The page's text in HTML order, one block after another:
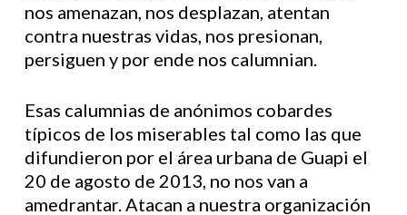
nos amenazan, nos desplazan, atentan
contra nuestras vidas, nos presionan,
persiguen y por ende nos calumnian.
Esas calumnias de anónimos cobardes
típicos de los miserables tal como las que
difundieron por el área urbana de Guapi el
20 de agosto de 2013, no nos van a
amedrantar. Atacan a nuestra organización